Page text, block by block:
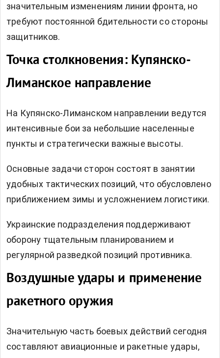
значительным изменениям линии фронта, но
требуют постоянной бдительности со стороны
защитников.
Точка столкновения: Купянско-
Лиманское направление
На Купянско-Лиманском направлении ведутся
интенсивные бои за небольшие населенные
пункты и стратегически важные высоты.
Основные задачи сторон состоят в занятии
удобных тактических позиций, что обусловлено
приближением зимы и усложнением логистики.
Украинские подразделения поддерживают
оборону тщательным планированием и
регулярной разведкой позиций противника.
Воздушные удары и применение
ракетного оружия
Значительную часть боевых действий сегодня
составляют авиационные и ракетные удары,